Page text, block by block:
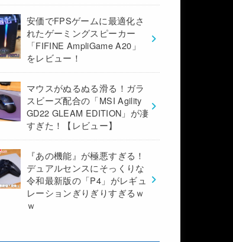
安価でFPSゲームに最適化さ
れたゲーミングスピーカー
「FIFINE AmpliGame A20」
をレビュー！
マウスがぬるぬる滑る！ガラ
スビーズ配合の「MSI Agility
GD22 GLEAM EDITION」が凄
すぎた！【レビュー】
『あの機能』が極悪すぎる！
デュアルセンスにそっくりな
令和最新版の「P4」がレギュ
レーションぎりぎりすぎるｗ
ｗ